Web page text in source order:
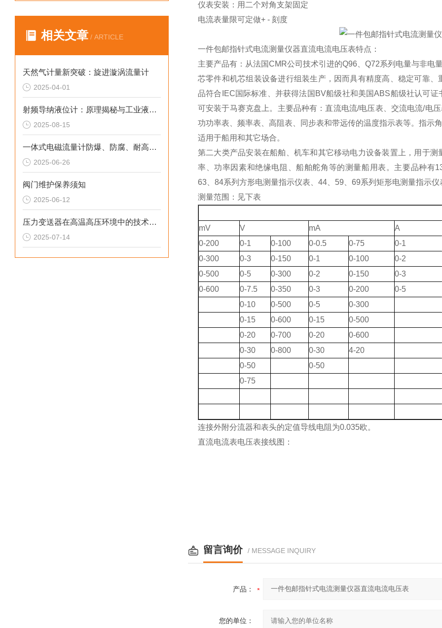
相关文章 / ARTICLE
天然气计量新突破：旋进漩涡流量计
2025-04-01
射频导纳液位计：原理揭秘与工业液位测量的精准之道
2025-08-15
一体式电磁流量计防爆、防腐、耐高温的工况适应性
2025-06-26
阀门维护保养须知
2025-06-12
压力变送器在高温高压环境中的技术挑战与应对策略
2025-07-14
仪表安装：用二个对角支架固定
电流表量限可定做+ - 刻度
一件包邮指针式电流测量仪器直流电流电压表特点：
主要产品有：从法国CMR公司技术引进的Q96、Q72系列电量与非电
芯零件和机芯组装设备进行组装生产，因而具有精度高、稳定可靠
品符合IEC国际标准、并获得法国BV船级社和美国ABS船级社认可
可安装于马赛克盘上。主要品种有：直流电流/电压表、交流电流/电
功功率表、频率表、高阻表、同步表和带远传的温度指示表等。指示
适用于船用和其它场合。
第二大类产品安装在船舶、机车和其它移动电力设备装置上，用于
率、功率因素和绝缘电阻、船舶舵角等的测量船用表。主要品种有
63、84系列方形电测量指示仪表、44、59、69系列矩形电测量指示仪
测量范围：见下表
mV
V mA A
0-200
0-1 0-100 0-0.5 0-75 0-1
0-300
0-3 0-150 0-1 0-100 0-2
0-500
0-5 0-300 0-2 0-150 0-3
0-600
0-7.5 0-350 0-3 0-200 0-5
0-10
0-500 0-5 0-300
0-15
0-600 0-15 0-500
0-20
0-700 0-20 0-600
0-30
0-800 0-30 4-20
0-50
0-50
0-75
连接外附分流器和表头的定值导线电阻为0.035欧。
直流电流表电压表接线图：
留言询价 / MESSAGE INQUIRY
产品：
您的单位：